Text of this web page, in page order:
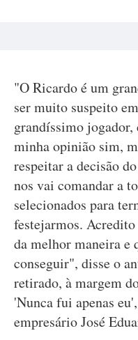
"O Ricardo é um
ser muito suspeito
grandíssimo
minha opinião sim,
respeitar a decisão
nos vai comandar a
selecionados para
festejarmos.
da melhor maneira e
conseguir", disse o
retirado, à margem
'Nunca fui apenas
empresário José